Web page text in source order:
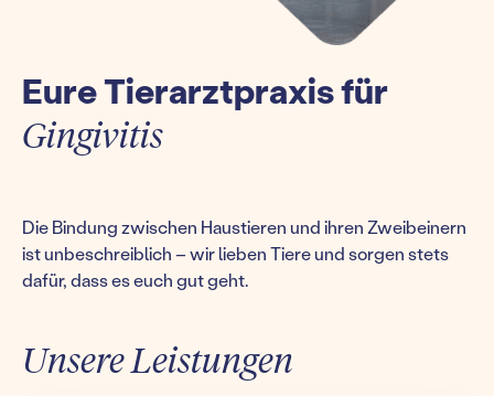
Eure Tierarztpraxis für
Gingivitis
Die Bindung zwischen Haustieren und ihren Zweibeinern
ist unbeschreiblich – wir lieben Tiere und sorgen stets
dafür, dass es euch gut geht.
Unsere Leistungen